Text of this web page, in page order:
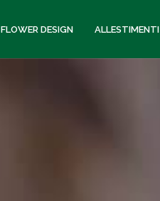
FLOWER DESIGN ALLESTIMENTI